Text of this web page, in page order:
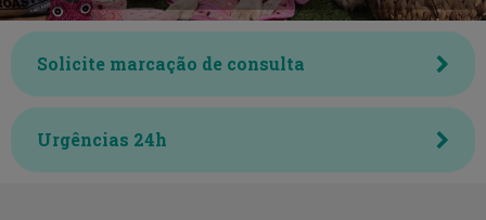
Solicite marcação de consulta
Urgências 24h